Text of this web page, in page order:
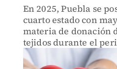
En 2025, Puebla se
cuarto estado con
materia de donación
tejidos durante el
noviembre.